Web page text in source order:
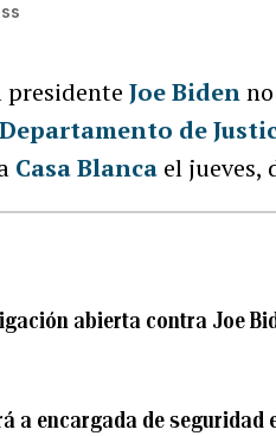
presidente Joe Biden
Departamento de
Casa Blanca el jueves,
abierta contra Joe
a encargada de